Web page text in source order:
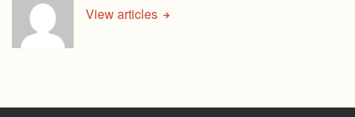
View articles